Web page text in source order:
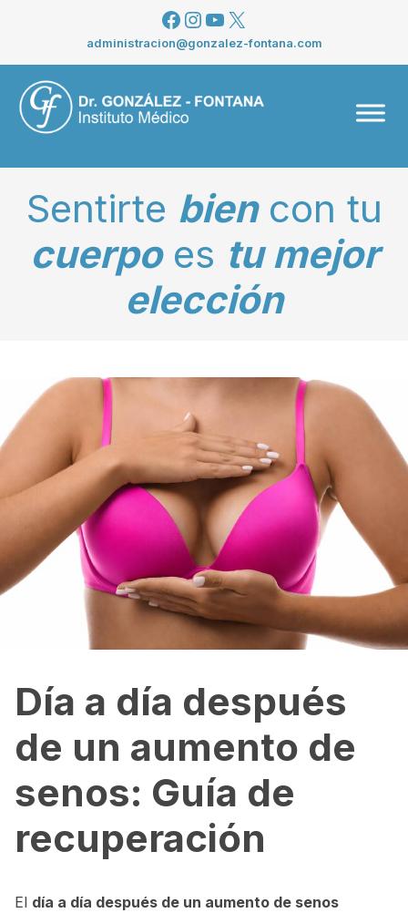
contenido
Facebook
Instagram
YouTube
X
administracion@gonzalez-fontana.com
Sentirte biencon tu
cuerpoes tu mejor
elección
Día a día después
de un aumento de
senos: Guía de
recuperación
El día a día después de un aumento de senos